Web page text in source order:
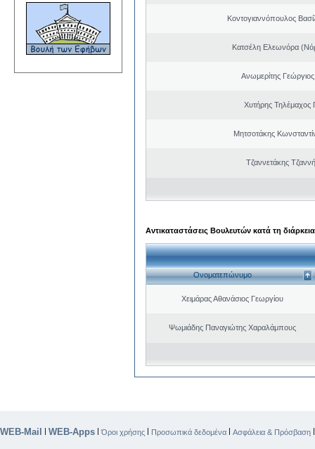
Κοντογιαννόπουλος
Κατσέλη Ελεωνόρα
Ανωμερίτης
Χυτήρης Τηλέμαχος
Μητσοτάκης
Τζαννετάκης
Αντικαταστάσεις Βουλευτών κατά τη
Ονοματεπώνυμο
Χειμάρας Αθανάσιος Γεωργίου
Ψωμιάδης Παναγιώτης Χαραλάμπους
WEB-Mail | WEB-Apps |Όροι χρήσης | Προσωπικά δεδομένα | Ασφάλεια & Πρόσβαση